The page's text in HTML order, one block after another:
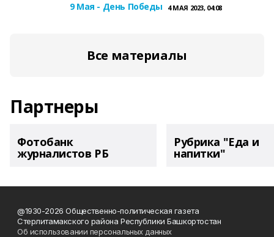
9 Мая - День Победы 4 МАЯ 2023, 04:08
Все материалы
Партнеры
Фотобанк
журналистов РБ
Рубрика "Еда и
напитки"
@1930-2026 Общественно-политическая газета
Стерлитамакского района Республики Башкортостан
Об использовании персональных данных